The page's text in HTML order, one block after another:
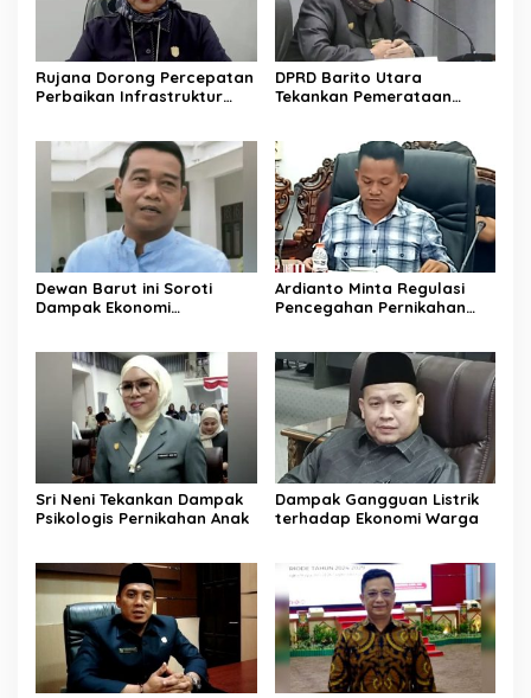
Rujana Dorong Percepatan
Perbaikan Infrastruktur
DPRD Barito Utara
Tekankan Pemerataan
Dewan Barut ini Soroti
Dampak Ekonomi
Ardianto Minta Regulasi
Pencegahan Pernikahan
Sri Neni Tekankan Dampak
Psikologis Pernikahan Anak
Dampak Gangguan Listrik
terhadap Ekonomi Warga